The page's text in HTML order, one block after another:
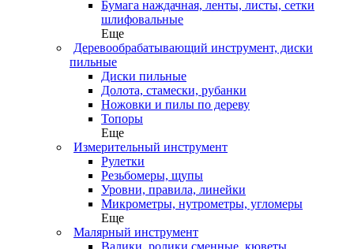
Бумага наждачная, ленты, листы, сетки
шлифовальные
Еще
Деревообрабатывающий инструмент, диски
пильные
Диски пильные
Долота, стамески, рубанки
Ножовки и пилы по дереву
Топоры
Еще
Измерительный инструмент
Рулетки
Резьбомеры, щупы
Уровни, правила, линейки
Микрометры, нутрометры, угломеры
Еще
Малярный инструмент
Валики, ролики сменные, кюветы